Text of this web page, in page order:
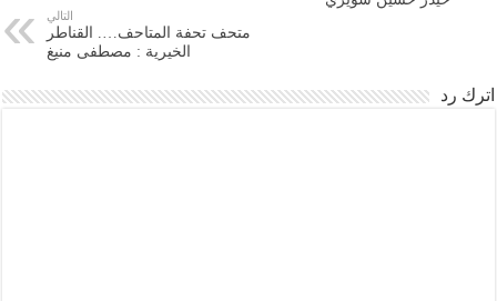
التالي
متحف تحفة المتاحف…. القناطر
الخيرية : مصطفى منيغ
اترك رد